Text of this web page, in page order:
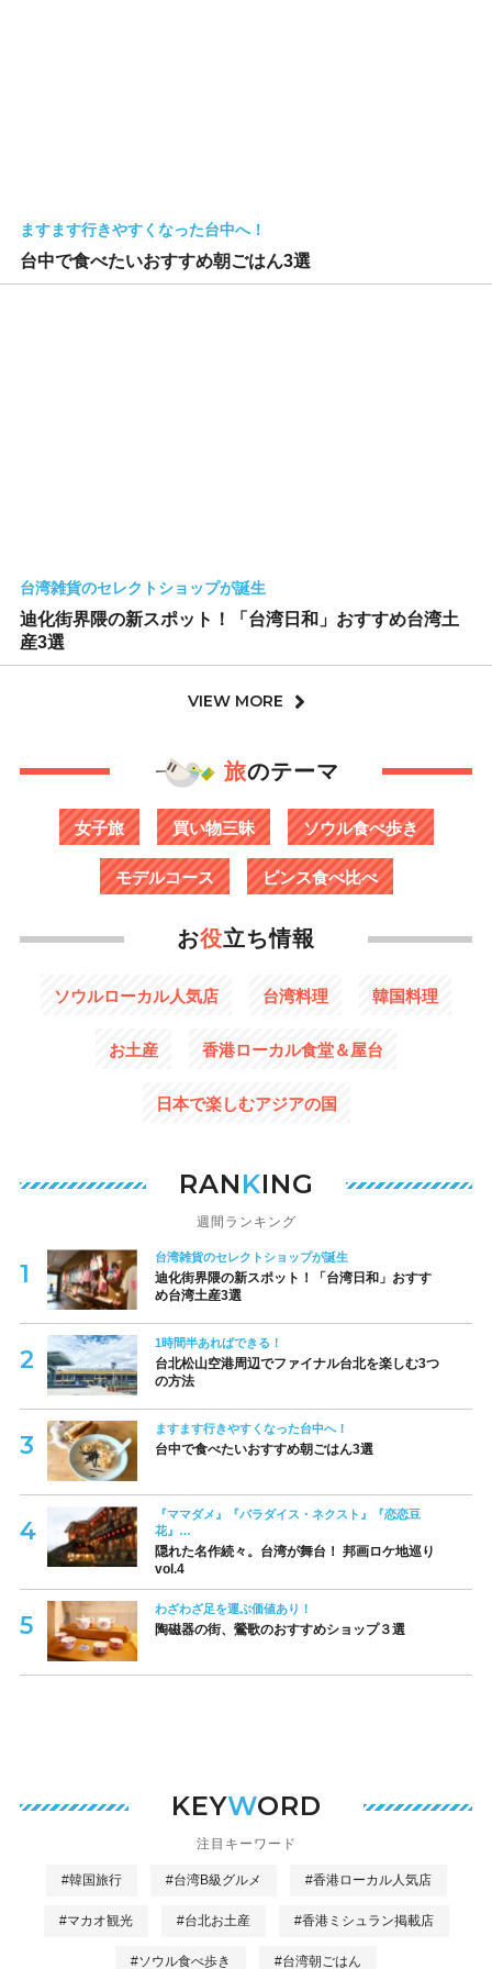
ますます行きやすくなった台中へ！
台中で食べたいおすすめ朝ごはん3選
台湾雑貨のセレクトショップが誕生
迪化街界隈の新スポット！「台湾日和」おすすめ台湾土
産3選
VIEW MORE
旅のテーマ
女子旅 買い物三昧 ソウル食べ歩き
モデルコース ピンス食べ比べ
お役立ち情報
ソウルローカル人気店 台湾料理 韓国料理
お土産 香港ローカル食堂＆屋台
日本で楽しむアジアの国
RANKING
週間ランキング
台湾雑貨のセレクトショップが誕生
迪化街界隈の新スポット！「台湾日和」おすす
め台湾土産3選
1時間半あればできる！
台北松山空港周辺でファイナル台北を楽しむ3つ
の方法
ますます行きやすくなった台中へ！
台中で食べたいおすすめ朝ごはん3選
『ママダメ』『パラダイス・ネクスト』『恋恋豆
花』…
隠れた名作続々。台湾が舞台！ 邦画ロケ地巡り
vol.4
わざわざ足を運ぶ価値あり！
陶磁器の街、鶯歌のおすすめショップ３選
KEYWORD
注目キーワード
#韓国旅行 #台湾B級グルメ #香港ローカル人気店
#マカオ観光 #台北お土産 #香港ミシュラン掲載店
#ソウル食べ歩き #台湾朝ごはん